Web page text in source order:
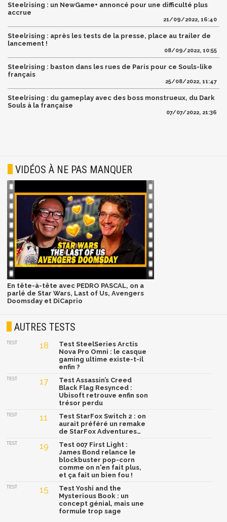
Steelrising : un NewGame+ annoncé pour une difficulté plus
accrue
21/09/2022, 16:40
Steelrising : après les tests de la presse, place au trailer de
lancement !
08/09/2022, 10:55
Steelrising : baston dans les rues de Paris pour ce Souls-like
français
25/08/2022, 11:47
Steelrising : du gameplay avec des boss monstrueux, du Dark
Souls à la française
07/07/2022, 21:36
VIDÉOS À NE PAS MANQUER
En tête-à-tête avec PEDRO PASCAL, on a
parlé de Star Wars, Last of Us, Avengers
Doomsday et DiCaprio
AUTRES TESTS
TEST 18
Test SteelSeries Arctis
Nova Pro Omni : le casque
gaming ultime existe-t-il
enfin ?
TEST 17
Test Assassin’s Creed
Black Flag Resynced :
Ubisoft retrouve enfin son
trésor perdu
TEST 11
Test StarFox Switch 2 : on
aurait préféré un remake
de StarFox Adventures…
TEST 19
Test 007 First Light :
James Bond relance le
blockbuster pop-corn
comme on n'en fait plus,
et ça fait un bien fou !
TEST 15
Test Yoshi and the
Mysterious Book : un
concept génial, mais une
formule trop sage